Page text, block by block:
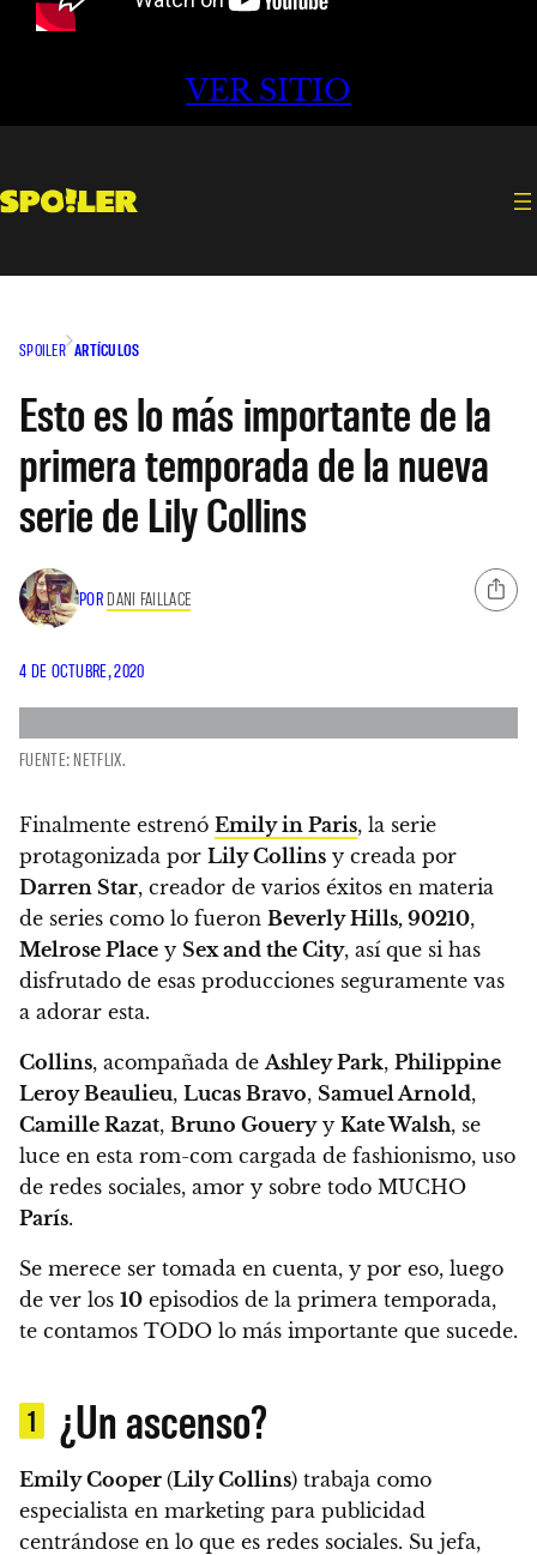
VER SITIO
SPOILER ARTÍCULOS
Esto es lo más importante de la
primera temporada de la nueva
serie de Lily Collins
POR DANI FAILLACE
4 DE OCTUBRE, 2020
FUENTE: NETFLIX.
Finalmente estrenó Emily in Paris, la serie
protagonizada por Lily Collins y creada por
Darren Star, creador de varios éxitos en materia
de series como lo fueron Beverly Hills, 90210,
Melrose Place y Sex and the City, así que si has
disfrutado de esas producciones seguramente vas
a adorar esta.
Collins, acompañada de Ashley Park, Philippine
Leroy Beaulieu, Lucas Bravo, Samuel Arnold,
Camille Razat, Bruno Goueryy Kate Walsh, se
luce en esta rom-com cargada de fashionismo, uso
de redes sociales, amor y sobre todo MUCHO
París.
Se merece ser tomada en cuenta, y por eso, luego
de ver los 10 episodios de la primera temporada,
te contamos TODO lo más importante que sucede.
1 ¿Un ascenso?
Emily Cooper (Lily Collins) trabaja como
especialista en marketing para publicidad
centrándose en lo que es redes sociales. Su jefa,